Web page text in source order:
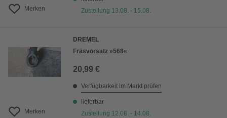
Merken
Zustellung 13.08. - 15.08.
Merken
DREMEL
Fräsvorsatz »568«
20,99 €
Verfügbarkeit im Markt prüfen
lieferbar
Zustellung 12.08. - 14.08.